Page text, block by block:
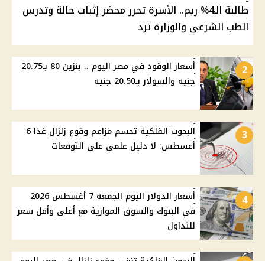
طالبة الـ4% ريم.. الأسرة تحرر محضر إثبات حالة وتدرس
الطب الشرعي والوزارة ترد
2
أسعار الوقود في مصر اليوم .. بنزين 80 بـ20.75
جنيه والسولار بـ20.50 جنيه
3
البحوث الفلكية تحسم مزاعم وقوع زلزال غدًا 6
أغسطس: لا دليل علمي على التوقعات
4
أسعار الدولار اليوم الجمعة 7 أغسطس 2026
في البنوك والسوق الموازية مع أعلى وأقل سعر
للتداول